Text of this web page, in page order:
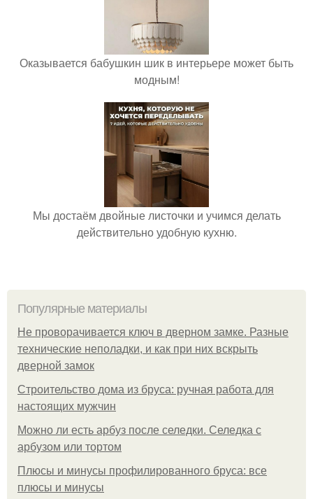
Оказывается бабушкин шик в интерьере может быть
модным!
Мы достаём двойные листочки и учимся делать
действительно удобную кухню.
Популярные материалы
Не проворачивается ключ в дверном замке. Разные
технические неполадки, и как при них вскрыть
дверной замок
Строительство дома из бруса: ручная работа для
настоящих мужчин
Можно ли есть арбуз после селедки. Селедка с
арбузом или тортом
Плюсы и минусы профилированного бруса: все
плюсы и минусы